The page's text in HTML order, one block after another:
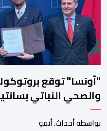
السادس، تحت شعار “سيدات
"أونسا" توقع
والصحي النباتي
وتربية المواشي
بواسطة أحداث. أنفو